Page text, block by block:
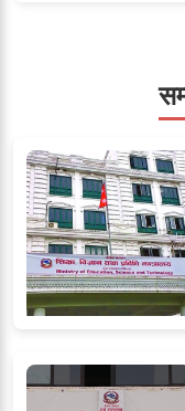
६सहसचिवमा
विजयकुमार
टिप्स
७